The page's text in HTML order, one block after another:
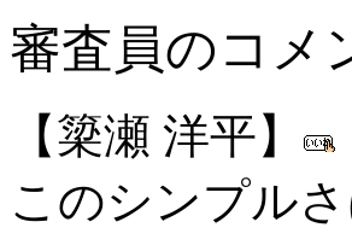
審査員のコメ
【簗瀬 洋平】
このシンプル